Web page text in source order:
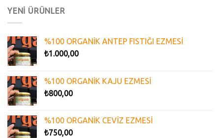
YENİ ÜRÜNLER
%100 ORGANİK ANTEP FISTIĞI EZMESİ
₺1.000,00
%100 ORGANİK KAJU EZMESİ
₺800,00
%100 ORGANİK CEVİZ EZMESİ
₺750,00